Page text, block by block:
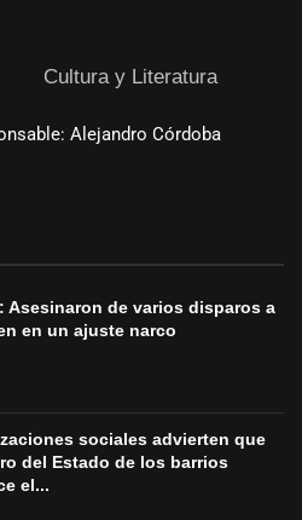
Cultura y Literatura
Alejandro Córdoba
Asesinaron de varios disparos a
en un ajuste narco
sociales advierten que
del Estado de los barrios
el...